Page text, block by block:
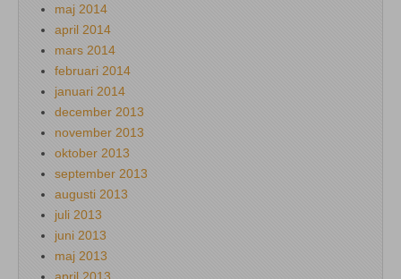
maj 2014
april 2014
mars 2014
februari 2014
januari 2014
december 2013
november 2013
oktober 2013
september 2013
augusti 2013
juli 2013
juni 2013
maj 2013
april 2013